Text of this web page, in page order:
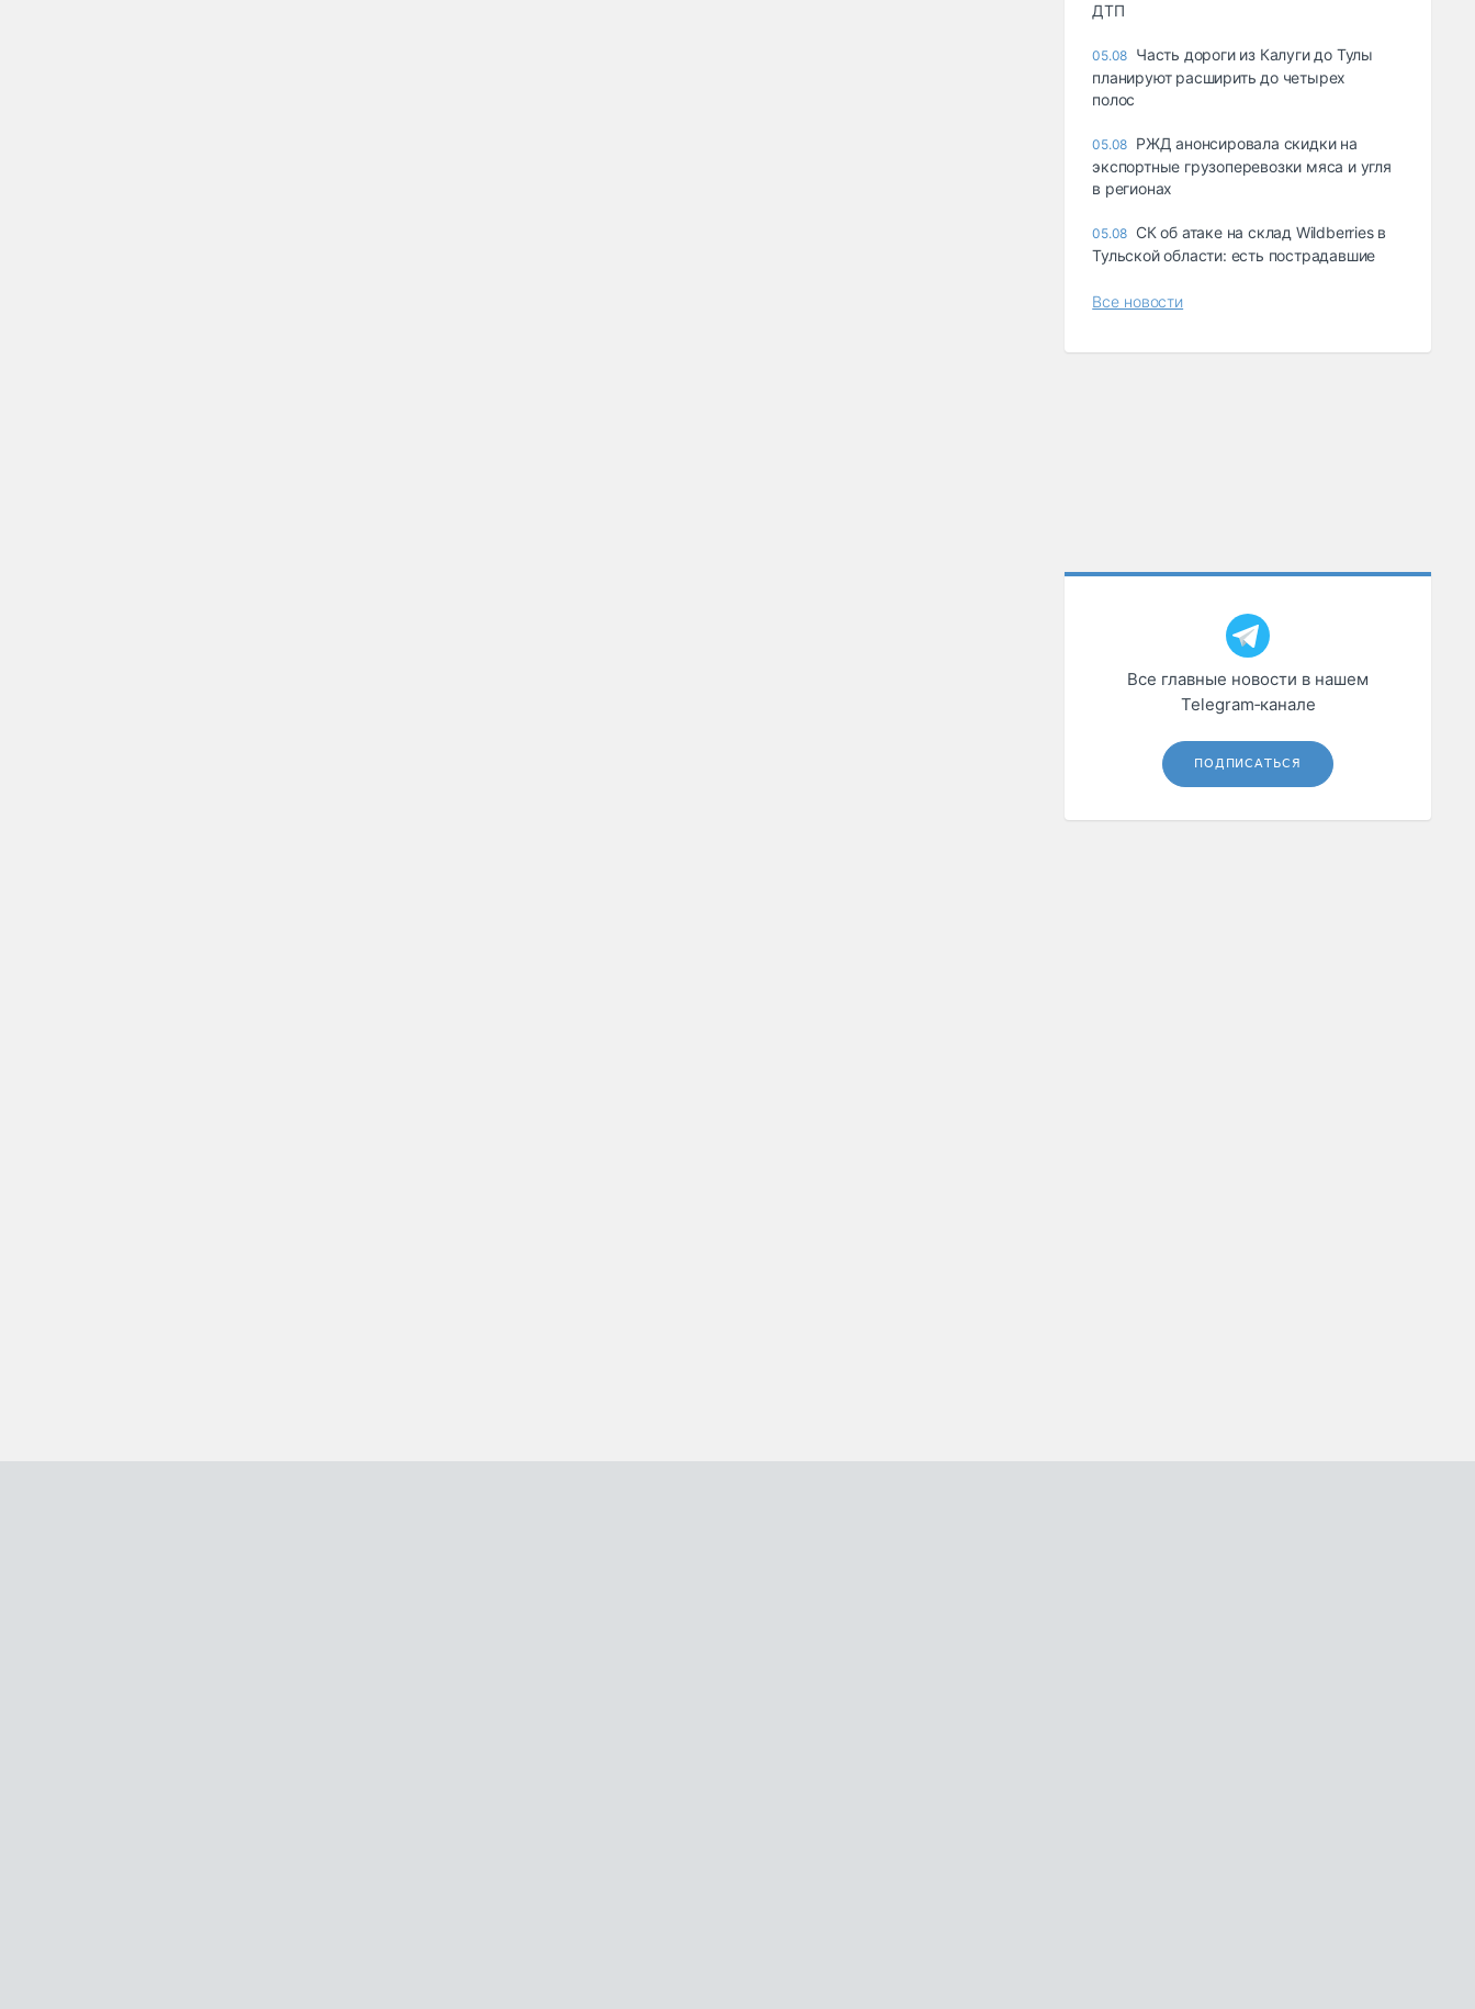
ДТП
05.08 Часть дороги из Калуги до Тулы
планируют расширить до четырех
полос
05.08 РЖД анонсировала скидки на
экспортные грузоперевозки мяса и угля
в регионах
05.08 СК об атаке на склад Wildberries в
Тульской области: есть пострадавшие
Все новости
Все главные новости в нашем
Telegram‑канале
ПОДПИСАТЬСЯ